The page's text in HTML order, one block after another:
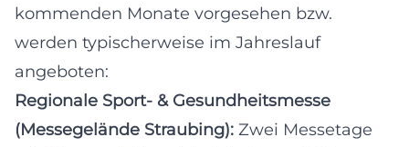
kommenden Monate vorgesehen bzw.
werden typischerweise im Jahreslauf
angeboten:
Regionale Sport- & Gesundheitsmesse
(Messegelände Straubing): Zwei Messetage